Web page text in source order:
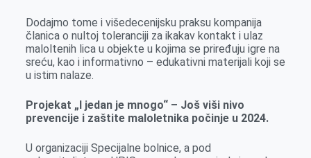
Dodajmo tome i višedecenijsku praksu kompanija
članica o nultoj toleranciji za ikakav kontakt i ulaz
maloltenih lica u objekte u kojima se priređuju igre na
sreću, kao i informativno – edukativni materijali koji se
u istim nalaze.
Projekat „I jedan je mnogo“ – Još viši nivo
prevencije i zaštite maloletnika počinje u 2024.
U organizaciji Specijalne bolnice, a pod